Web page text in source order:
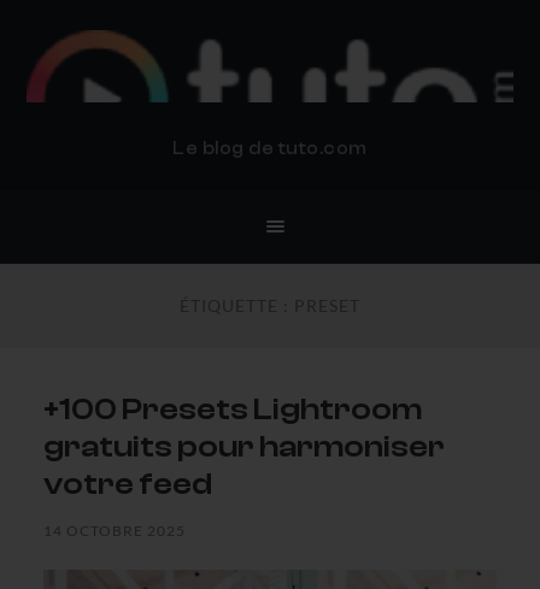
Le blog de tuto.com
+100 Presets Lightroom
gratuits pour harmoniser
votre feed
14 OCTOBRE 2025